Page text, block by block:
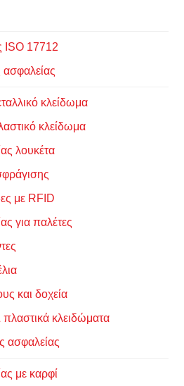
ISO 17712
ασφαλείας
κλείδωμα
κλείδωμα
λουκέτα
με RFID
για παλέτες
και δοχεία
κλειδώματα
ασφαλείας
με καρφί